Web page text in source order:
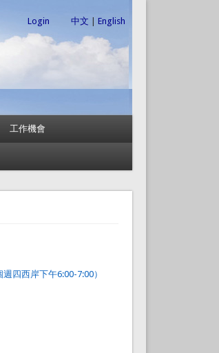
中文 English
Login
工作機會
四西岸下午6:00-7:00）